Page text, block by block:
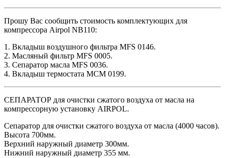
Прошу Вас сообщить стоимость комплектующих для
компрессора Airpol NB110:
1. Вкладыш воздушного фильтра MFS 0146.
2. Масляный фильтр MFS 0005.
3. Сепаратор масла MFS 0036.
4. Вкладыш термостата МСМ 0199.
СЕПАРАТОР для очистки сжатого воздуха от масла на
компрессорную установку AIRPOL.
Сепаратор для очистки сжатого воздуха от масла (4000 часов).
Высота 700мм.
Верхний наружный диаметр 300мм.
Нижний наружный диаметр 355 мм.